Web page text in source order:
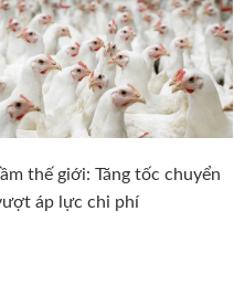
thế giới: Tăng tốc chuyển
áp lực chi phí